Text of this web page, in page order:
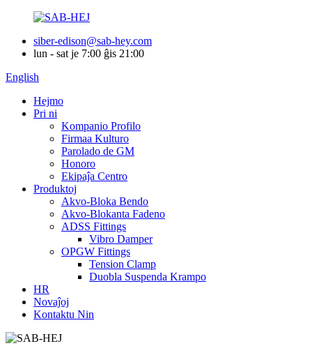
siber-edison@sab-hey.com
lun - sat je 7:00 ĝis 21:00
English
Hejmo
Pri ni
Kompanio Profilo
Firmaa Kulturo
Parolado de GM
Honoro
Ekipaĵa Centro
Produktoj
Akvo-Bloka Bendo
Akvo-Blokanta Fadeno
ADSS Fittings
Vibro Damper
OPGW Fittings
Tension Clamp
Duobla Suspenda Krampo
HR
Novaĵoj
Kontaktu Nin